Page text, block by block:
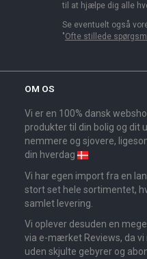
til at hjælpe dig alle
Se eventuelt også
"Ofte stillede
OM OS
Vi er en 100% dansk
produkter til din bolig og dit
nemmere og sjovere,
din hverdag
Vi har egen import fra en
stort set hele sortimentet,
samlet levering.
Vi oplever desuden en
via e-mærket Reviews, da
uden skjulte gebyrer og